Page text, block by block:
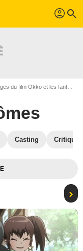
profil search
du film Okko et les fantômes
Casting